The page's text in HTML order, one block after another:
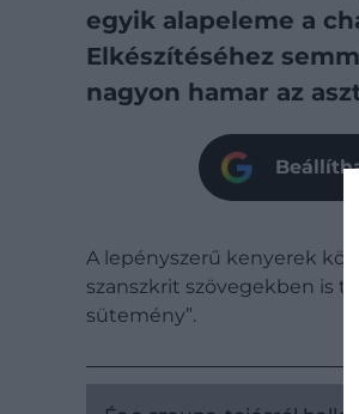
egyik alapeleme a
Elkészítéséhez
nagyon hamar az
A lepényszerű kenyerek
szanszkrit szövegekben is
sütemény”.